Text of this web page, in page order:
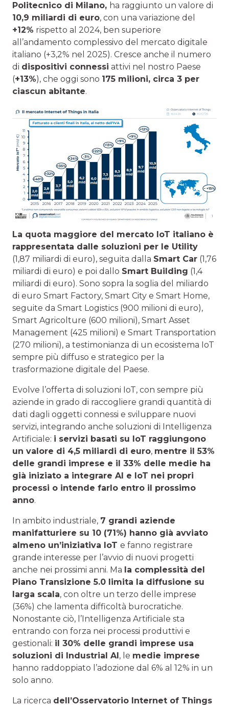
Politecnico di Milano, ha raggiunto un valore di
10,9 miliardi di euro, con una variazione del
+12% rispetto al 2024, ben superiore
all’andamento complessivo del mercato digitale
italiano (+3,2% nel 2025). Cresce anche il numero
di dispositivi connessi attivi nel nostro Paese
(+13%), che oggi sono 175 milioni, circa 3 per
ciascun abitante.
La quota maggiore del mercato IoT italiano è
rappresentata dalle soluzioni per le Utility
(1,87 miliardi di euro), seguita dalla Smart Car (1,76
miliardi di euro) e poi dallo Smart Building (1,4
miliardi di euro). Sono sopra la soglia del miliardo
di euro Smart Factory, Smart City e Smart Home,
seguite da Smart Logistics (900 milioni di euro),
Smart Agricolture (600 milioni), Smart Asset
Management (425 milioni) e Smart Transportation
(270 milioni), a testimonianza di un ecosistema IoT
sempre più diffuso e strategico per la
trasformazione digitale del Paese.
Evolve l’offerta di soluzioni IoT, con sempre più
aziende in grado di raccogliere grandi quantità di
dati dagli oggetti connessi e sviluppare nuovi
servizi, integrando anche soluzioni di Intelligenza
Artificiale: i servizi basati su IoT raggiungono
un valore di 4,5 miliardi di euro, mentre il 53%
delle grandi imprese e il 33% delle medie ha
già iniziato a integrare AI e IoT nei propri
processi o intende farlo entro il prossimo
anno.
In ambito industriale, 7 grandi aziende
manifatturiere su 10 (71%) hanno già avviato
almeno un’iniziativa IoT e fanno registrare
grande interesse per l’avvio di nuovi progetti
anche nei prossimi anni. Ma la complessità del
Piano Transizione 5.0 limita la diffusione su
larga scala, con oltre un terzo delle imprese
(36%) che lamenta difficoltà burocratiche.
Nonostante ciò, l’Intelligenza Artificiale sta
entrando con forza nei processi produttivi e
gestionali: il 30% delle grandi imprese usa
soluzioni di Industrial AI , le medie imprese
hanno raddoppiato l’adozione dal 6% al 12% in un
solo anno.
La ricerca dell’Osservatorio Internet of Things